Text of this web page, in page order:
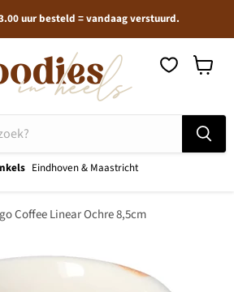
uur besteld = vandaag verstuurd.
Eindhoven & Maastricht
Coffee Linear Ochre 8,5cm